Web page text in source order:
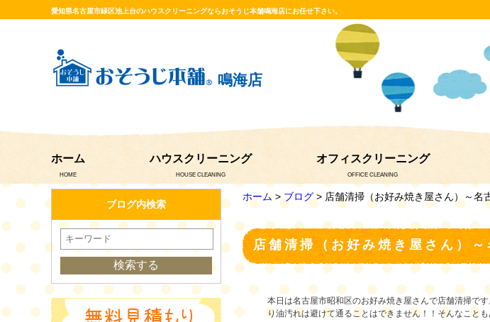
愛知県名古屋市緑区池上台のハウスクリーニングならおそうじ本舗鳴海店にお任せ下さい。
鳴海店
ホーム
HOME
ハウスクリーニング
HOUSE CLEANING
オフィスクリーニング
OFFICE CLEANING
ホーム >ブログ> 店舗清掃（お好み焼き屋さん）～名
店舗清掃（お好み焼き屋さん）
本日は名古屋市昭和区のお好み焼き屋さんで店舗清掃で
り油汚れは避けて通ることはできません！！そんなこと
ブログ内検索